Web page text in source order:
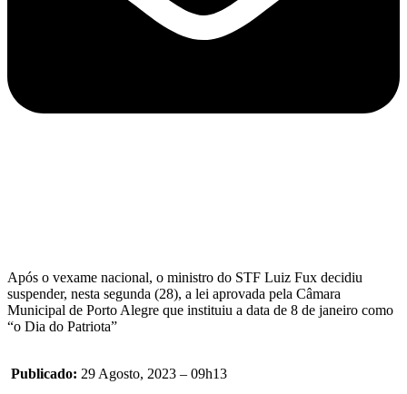
Após o vexame nacional, o ministro do STF Luiz Fux decidiu
suspender, nesta segunda (28), a lei aprovada pela Câmara
Municipal de Porto Alegre que instituiu a data de 8 de janeiro como
“o Dia do Patriota”
Publicado: 29 Agosto, 2023 – 09h13